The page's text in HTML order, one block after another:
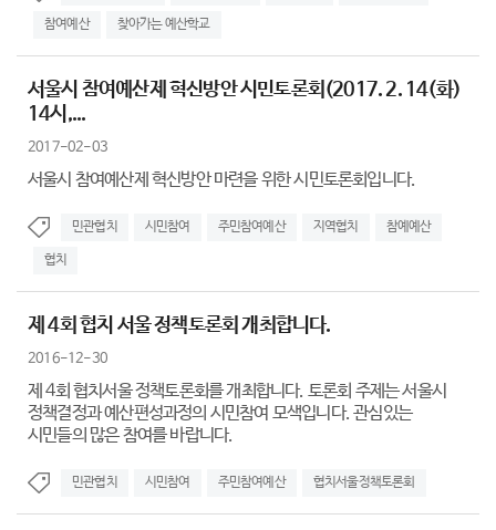
참여예산 찾아가는 예산학교
서울시 참여예산제 혁신방안 시민토론회(2017. 2. 14(화)
14시,...
2017-02-03
서울시 참여예산제 혁신방안 마련을 위한 시민토론회입니다.
민관협치 시민참여 주민참여예산 지역협치 참예예산
협치
제 4회 협치 서울 정책토론회 개최합니다.
2016-12-30
제 4회 협치서울 정책토론회를 개최합니다. 토론회 주제는 서울시
정책결정과 예산편성과정의 시민참여 모색입니다. 관심있는
시민들의 많은 참여를 바랍니다.
민관협치 시민참여 주민참여예산 협치서울정책토론회